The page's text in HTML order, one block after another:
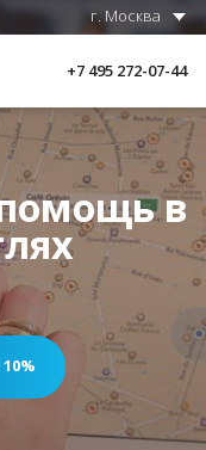
г. Москва
+7 495 272-07-44
в